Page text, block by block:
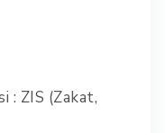
: ZIS (Zakat,